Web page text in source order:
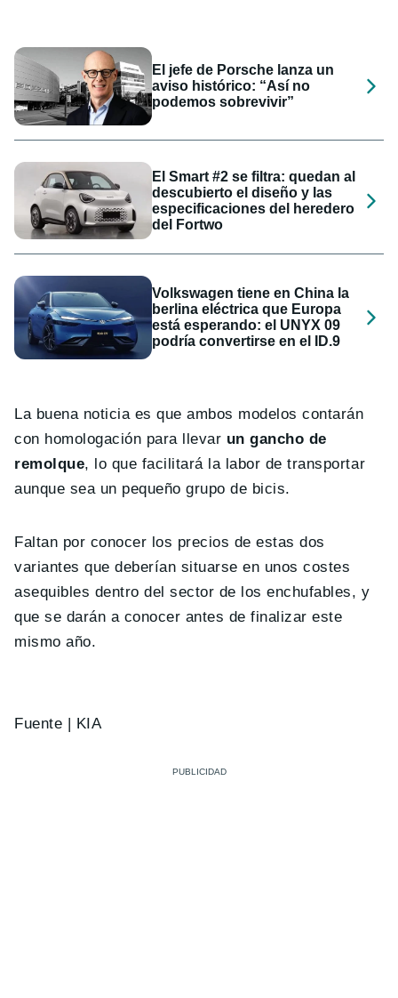
El jefe de Porsche lanza un
aviso histórico: “Así no
podemos sobrevivir”
El Smart #2 se filtra: quedan al
descubierto el diseño y las
especificaciones del heredero
del Fortwo
Volkswagen tiene en China la
berlina eléctrica que Europa
está esperando: el UNYX 09
podría convertirse en el ID.9
La buena noticia es que ambos modelos contarán
con homologación para llevar un gancho de
remolque, lo que facilitará la labor de transportar
aunque sea un pequeño grupo de bicis.
Faltan por conocer los precios de estas dos
variantes que deberían situarse en unos costes
asequibles dentro del sector de los enchufables, y
que se darán a conocer antes de finalizar este
mismo año.
Fuente | KIA